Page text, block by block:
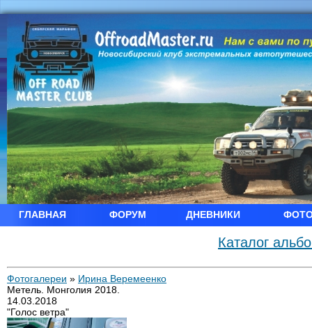
ГЛАВНАЯ ФОРУМ ДНЕВНИКИ
Каталог
Фотогалереи » Ирина Веремеенко
Метель. Монголия 2018.
14.03.2018
"Голос ветра"